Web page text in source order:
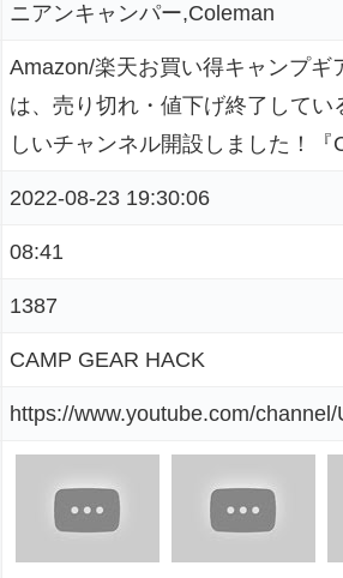
ニアンキャンパー,Coleman
Amazon/楽天お買い得キャンプギ
は、売り切れ・値下げ終了して
しいチャンネル開設しました！
2022-08-23 19:30:06
08:41
1387
CAMP GEAR HACK
https://www.youtube.com/